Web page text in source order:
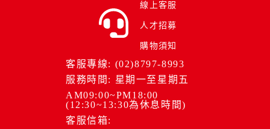
線上客服
人才招募
購物須知
客服專線: (02)8797-8993
服務時間: 星期一至星期五
AM09:00~PM18:00
(12:30~13:30為休息時間)
客服信箱: